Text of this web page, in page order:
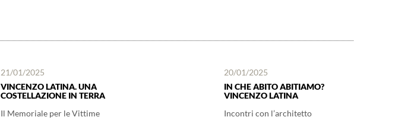
21/01/2025
VINCENZO LATINA. UNA
COSTELLAZIONE IN TERRA
Il Memoriale per le Vittime
20/01/2025
IN CHE ABITO ABITIAMO?
VINCENZO LATINA
Incontri con l’architetto